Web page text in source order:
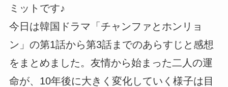
ミットです♪
今日は韓国ドラマ「チャンファとホンリョ
ン」の第1話から第3話までのあらすじと感想
をまとめました。友情から始まった二人の運
命が、10年後に大きく変化していく様子は目